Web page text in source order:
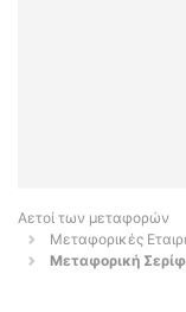
Αετοί των μεταφορών
Μεταφορικές
Μεταφορική